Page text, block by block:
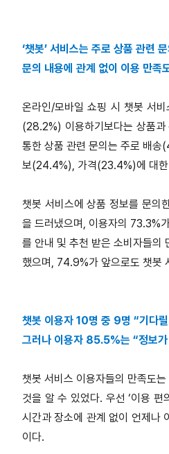
‘챗봇’ 서비스는 주로 상품 관련
문의 내용에 관계 없이 이용 만족
온라인/모바일 쇼핑 시 챗봇 서
(28.2%) 이용하기보다는 상품
통한 상품 관련 문의는 주로 배
보(24.4%), 가격(23.4%)에 대한
챗봇 서비스에 상품 정보를 문의
을 드러냈으며, 이용자의 73.3%
를 안내 및 추천 받은 소비자들의
했으며, 74.9%가 앞으로도 챗봇
챗봇 이용자 10명 중 9명 “기다
그러나 이용자 85.5%는 “정보가
챗봇 서비스 이용자들의 만족도
것을 알 수 있었다. 우선 ‘이용
시간과 장소에 관계 없이 언제
이다.